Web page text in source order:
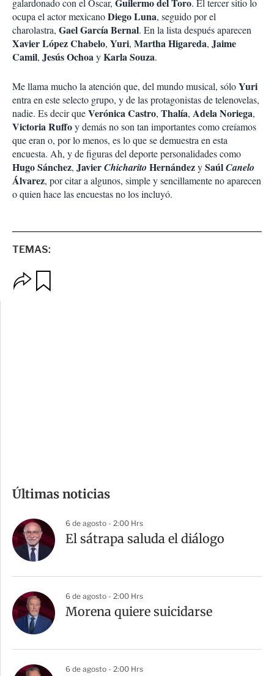
galardonado con el Oscar,
. El tercer sitio lo
ocupa el actor mexicanoDiego Luna, seguido por el
charolastra, Gael García Bernal. En la lista después aparecen
Xavier López Chabelo, Yuri, Martha Higareda, Jaime
Camil, Jesús OchoayKarla Souza.
Me llama mucho la atención que, del mundo musical, sóloYuri
entra en este selecto grupo, y de las protagonistas de telenovelas,
nadie. Es decir queVerónica Castro, Thalía, Adela Noriega,
Victoria Ruffoy demás no son tan importantes como creíamos
que eran o, por lo menos, es lo que se demuestra en esta
encuesta. Ah, y de figuras del deporte personalidades como
Hugo Sánchez, JavierChicharito HernándezySaúlCanelo
Álvarez, por citar a algunos, simple y sencillamente no aparecen
o quien hace las encuestas no los incluyó.
TEMAS:
p
p
a
r
t
Últimas noticias
6 de agosto - 2:00 Hrs
El sátrapa saluda el diálogo
6 de agosto - 2:00 Hrs
Morena quiere suicidarse
6 de agosto - 2:00 Hrs